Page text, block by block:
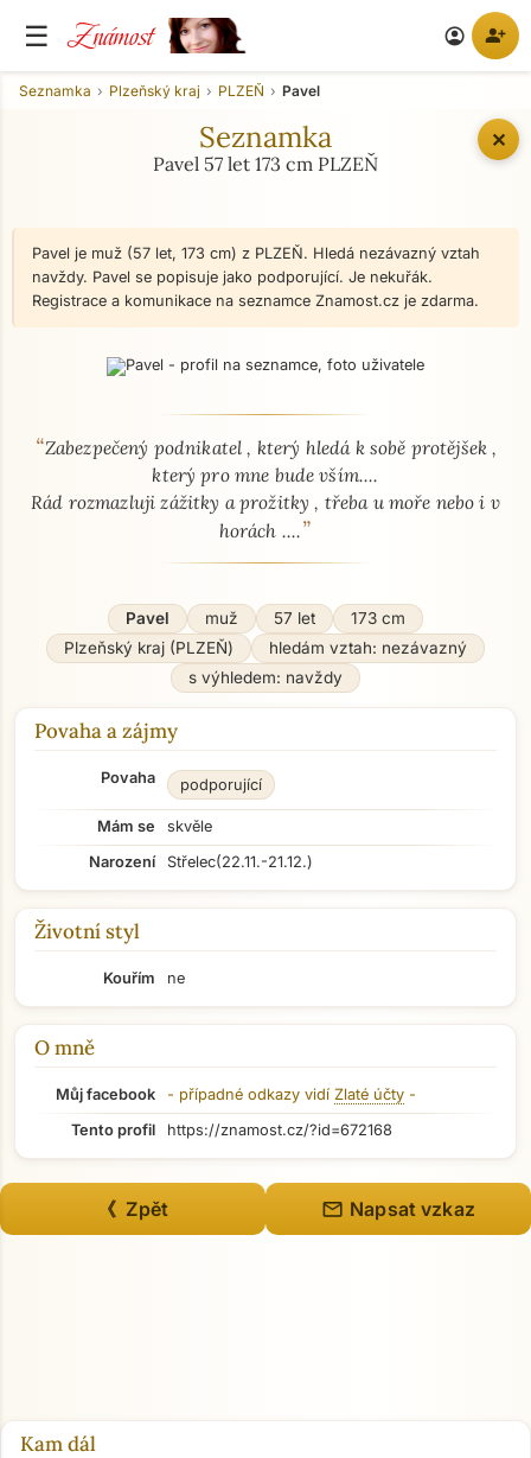
☰ Známost account_circle person_add
✕
Seznamka Plzeňský kraj PLZEŇ Pavel
Seznamka
Pavel 57 let 173 cm PLZEŇ
Pavel je muž (57 let, 173 cm) z PLZEŇ. Hledá nezávazný vztah
navždy. Pavel se popisuje jako podporující. Je nekuřák.
Registrace a komunikace na seznamce Znamost.cz je zdarma.
O mně - seznamka profil
“Zabezpečený podnikatel , který hledá k sobě protějšek ,
který pro mne bude vším....
Rád rozmazluji zážitky a prožitky , třeba u moře nebo i v
horách ....”
Pavel muž 57 let
173 cm
Plzeňský kraj (PLZEŇ)
hledám vztah: nezávazný
s výhledem: navždy
Povaha a zájmy
Povaha podporující
Mám se
skvěle
Narození
Střelec(22.11.-21.12.)
Životní styl
Kouřím ne
O mně
Můj facebook - případné odkazy vidí Zlaté účty -
Tento profil
https://znamost.cz/?id=672168
《 Zpět mail Napsat vzkaz
Kam dál